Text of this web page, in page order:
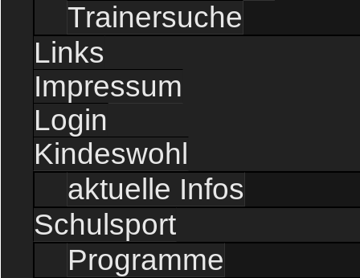
Trainersuche
Links
Impressum
Login
Kindeswohl
aktuelle Infos
Schulsport
Programme